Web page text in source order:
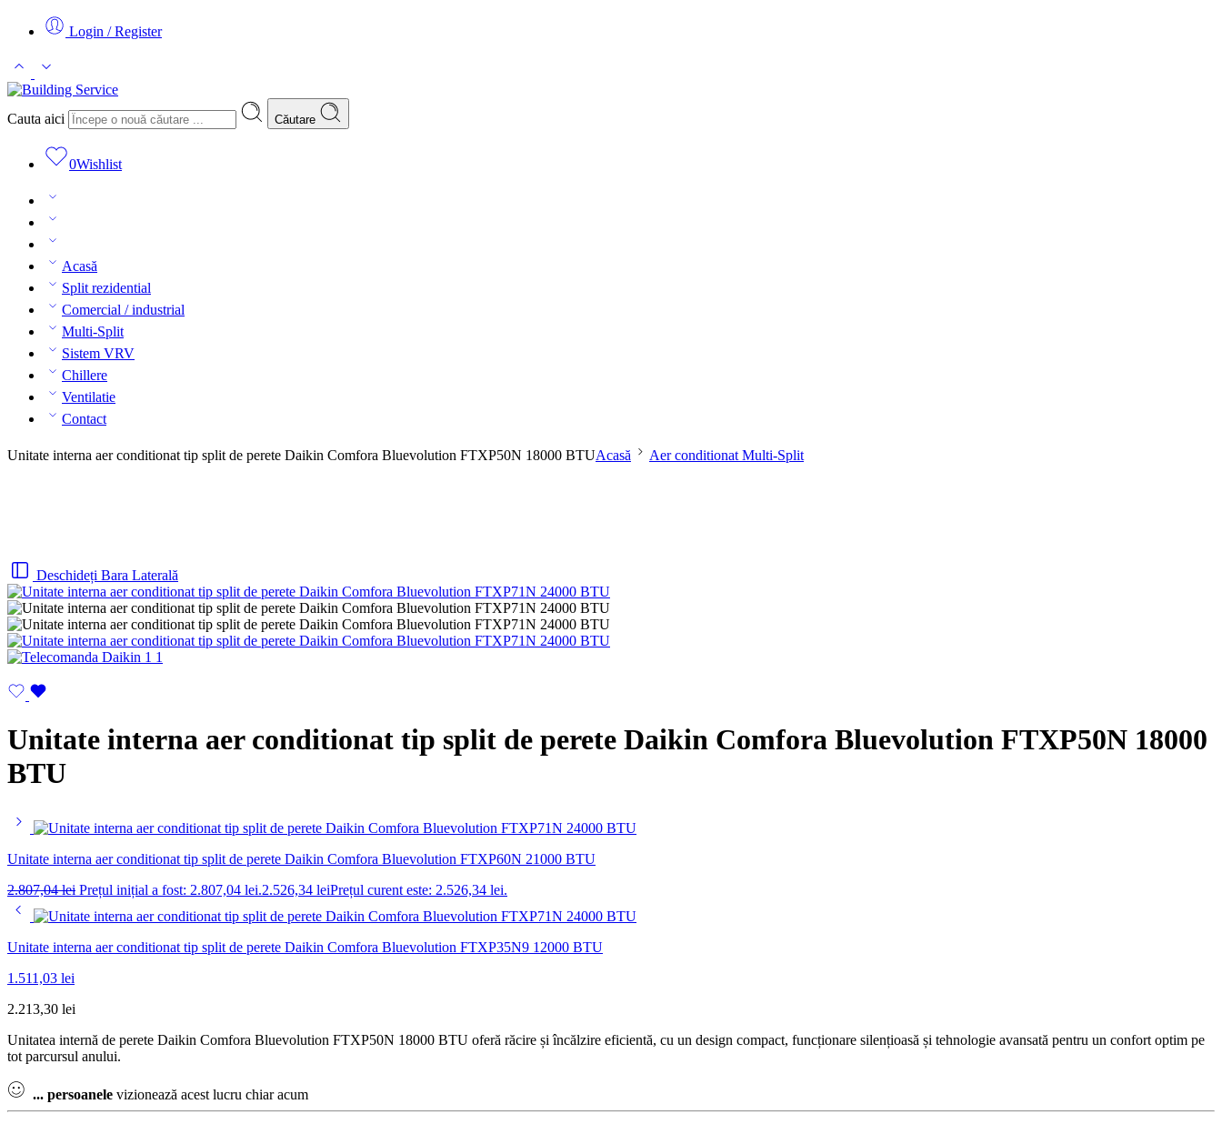
Login / Register
Cauta aici Căutare
0Wishlist
Acasă
Split rezidential
Comercial / industrial
Multi-Split
Sistem VRV
Chillere
Ventilatie
Contact
Unitate interna aer conditionat tip split de perete Daikin Comfora Bluevolution FTXP50N 18000 BTUAcasă Aer conditionat Multi-Split
Deschideți Bara Laterală
Unitate interna aer conditionat tip split de perete Daikin Comfora Bluevolution FTXP50N 18000
BTU
Unitate interna aer conditionat tip split de perete Daikin Comfora Bluevolution FTXP60N 21000 BTU
2.807,04lei Prețul inițial a fost: 2.807,04 lei.2.526,34 leiPrețul curent este: 2.526,34 lei.
Unitate interna aer conditionat tip split de perete Daikin Comfora Bluevolution FTXP35N9 12000 BTU
1.511,03 lei
2.213,30 lei
Unitatea internă de perete Daikin Comfora Bluevolution FTXP50N 18000 BTU oferă răcire și încălzire eficientă, cu un design compact, funcționare silențioasă și tehnologie avansată pentru un confort optim pe
tot parcursul anului.
... persoanele vizionează acest lucru chiar acum